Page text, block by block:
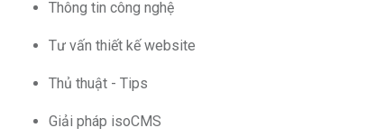
Thông tin công nghệ
Tư vấn thiết kế website
Thủ thuật - Tips
Giải pháp isoCMS